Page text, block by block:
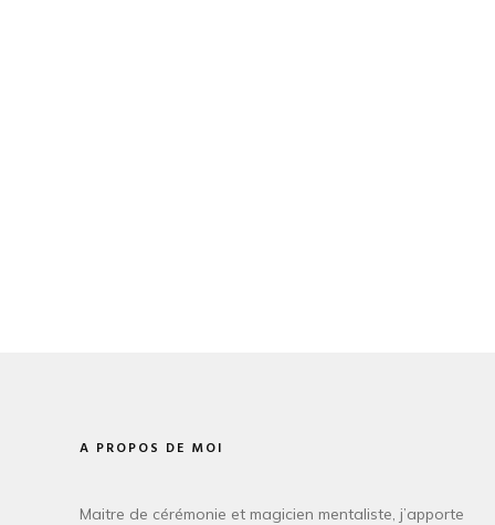
A PROPOS DE MOI
Maitre de cérémonie et magicien mentaliste, j’apporte